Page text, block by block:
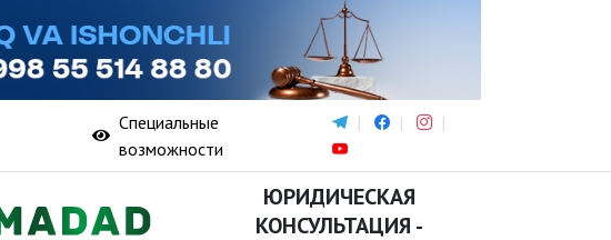
Специальные
возможности
ЮРИДИЧЕСКАЯ
КОНСУЛЬТАЦИЯ -